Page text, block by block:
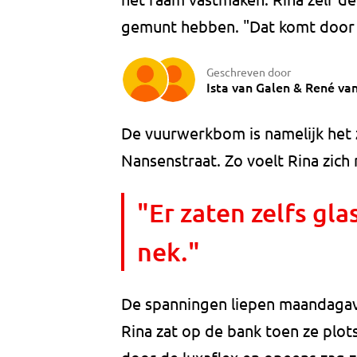
gemunt hebben. "Dat komt
Geschreven door
Ista van Galen& René
De vuurwerkbom is namelijk
Nansenstraat. Zo voelt Rina
"Er zaten zelfs
nek."
De spanningen liepen
Rina zat op de bank toen ze